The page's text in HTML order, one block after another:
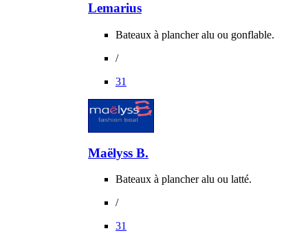
Lemarius
Bateaux à plancher alu ou gonflable.
/
31
Maëlyss B.
Bateaux à plancher alu ou latté.
/
31